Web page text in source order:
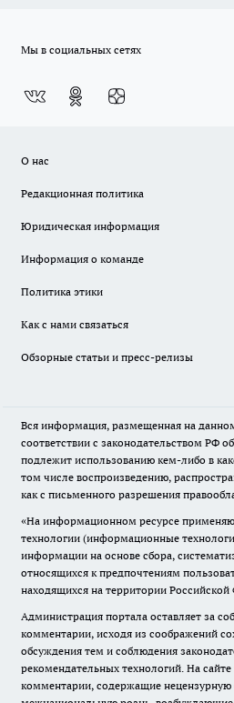
Мы в социальных сетях
О нас
Редакционная политика
Юридическая информация
Информация о команде
Политика этики
Как с нами связаться
Обзорные статьи и пресс-релизы
Вся информация, размещенная на
соответствии с законодательством РФ
подлежит использованию кем-либо в
том числе воспроизведению,
как с письменного разрешения
«На информационном ресурсе
технологии (информационные
информации на основе сбора,
относящихся к предпочтениям
находящихся на территории Российской
Администрация портала оставляет за
комментарии, исходя из соображений
обсуждения тем и соблюдения
рекомендательных технологий. На
комментарии, содержащие